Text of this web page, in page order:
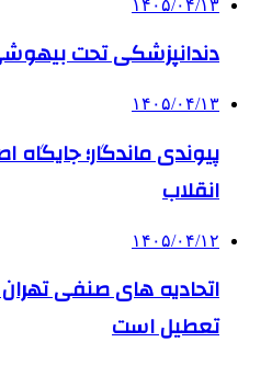
۱۴۰۵/۰۴/۱۳
دندانپزشکی تحت
۱۴۰۵/۰۴/۱۳
پیوندی ماندگار؛ جایگاه
انقلاب
۱۴۰۵/۰۴/۱۲
تعطیل است